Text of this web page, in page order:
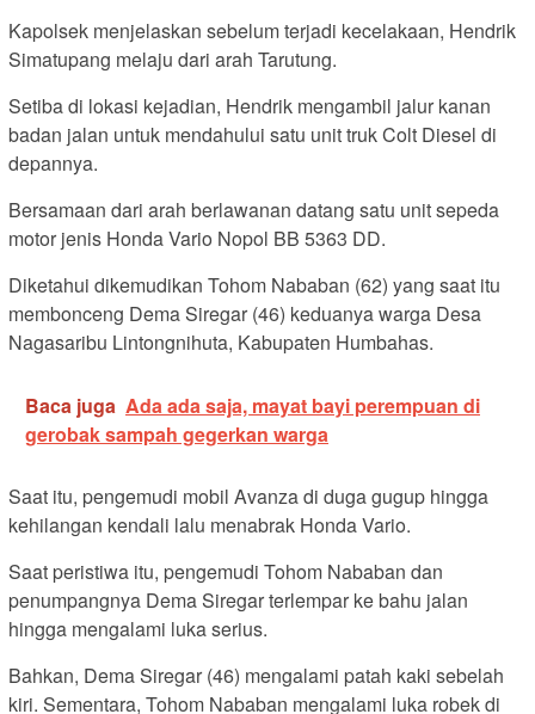
Kapolsek menjelaskan sebelum terjadi kecelakaan, Hendrik
Simatupang melaju dari arah Tarutung.
Setiba di lokasi kejadian, Hendrik mengambil jalur kanan
badan jalan untuk mendahului satu unit truk Colt Diesel di
depannya.
Bersamaan dari arah berlawanan datang satu unit sepeda
motor jenis Honda Vario Nopol BB 5363 DD.
Diketahui dikemudikan Tohom Nababan (62) yang saat itu
membonceng Dema Siregar (46) keduanya warga Desa
Nagasaribu Lintongnihuta, Kabupaten Humbahas.
Baca juga Ada ada saja, mayat bayi perempuan di
gerobak sampah gegerkan warga
Saat itu, pengemudi mobil Avanza di duga gugup hingga
kehilangan kendali lalu menabrak Honda Vario.
Saat peristiwa itu, pengemudi Tohom Nababan dan
penumpangnya Dema Siregar terlempar ke bahu jalan
hingga mengalami luka serius.
Bahkan, Dema Siregar (46) mengalami patah kaki sebelah
kiri. Sementara, Tohom Nababan mengalami luka robek di